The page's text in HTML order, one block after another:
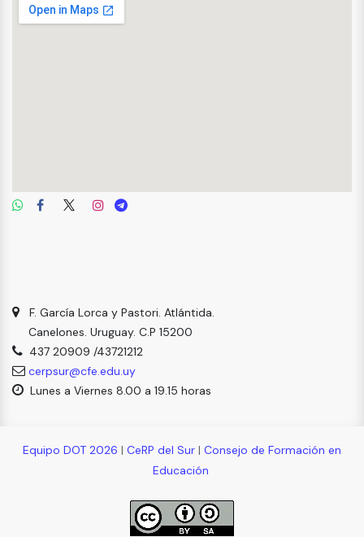
F. García Lorca y Pastori. Atlántida.
Canelones. Uruguay. C.P 15200
437 20909 /43721212
cerpsur@cfe.edu.uy
Lunes a Viernes 8.00 a 19.15 horas
Equipo DOT 2026 | CeRP del Sur | Consejo de Formación en
Educación